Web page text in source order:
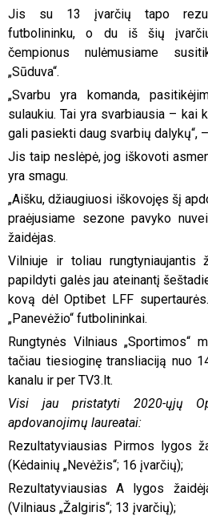
Jis su 13 įvarčių tapo
futbolininku, o du iš šių
čempionus nulėmusiame
„Sūduva“.
„Svarbu yra komanda,
sulaukiu. Tai yra svarbiausia – kai
gali pasiekti daug svarbių dalykų“,
Jis taip neslėpė, jog iškovoti
yra smagu.
„Aišku, džiaugiuosi iškovojęs šį
praėjusiame sezone pavyko
žaidėjas.
Vilniuje ir toliau rungtyniaujantis
papildyti galės jau ateinantį
kovą dėl Optibet LFF
„Panevėžio“ futbolininkai.
Rungtynės Vilniaus „Sportimos“
tačiau tiesioginę transliaciją nuo
kanalu ir per TV3.lt.
Visi jau pristatyti 2020-ųjų
apdovanojimų laureatai:
Rezultatyviausias Pirmos lygos
(Kėdainių „Nevėžis“; 16 įvarčių);
Rezultatyviausias A lygos
(Vilniaus „Žalgiris“; 13 įvarčių);